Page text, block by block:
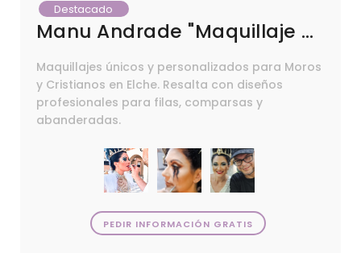
Destacado
Manu Andrade "Maquillaje de Autor"
Maquillajes únicos y personalizados para Moros
y Cristianos en Elche. Resalta con diseños
profesionales para filas, comparsas y
abanderadas.
PEDIR INFORMACIÓN GRATIS